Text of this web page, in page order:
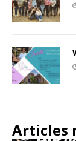
Articles